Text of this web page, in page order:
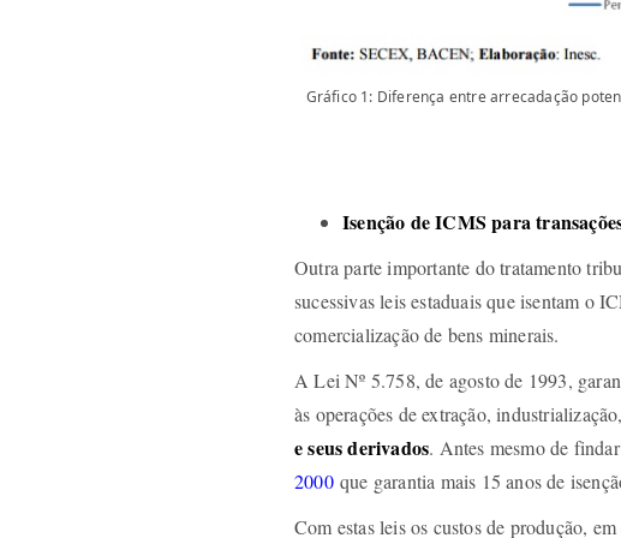
Gráfico 1: Diferença entre arrecadação
Isenção de ICMS para
Outra parte importante do tratamento
sucessivas leis estaduais que isentam o
comercialização de bens minerais.
A Lei Nº 5.758, de agosto de 1993,
às operações de extração,
e seus derivados. Antes mesmo de
2000que garantia mais 15 anos de
Com estas leis os custos de produção,